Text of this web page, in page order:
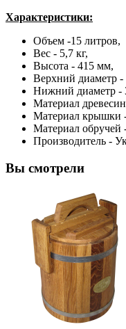
Характеристики:
Объем -15 литров,
Вес - 5,7 кг,
Высота - 415 мм,
Верхний диаметр
Нижний диаметр -
Материал
Материал крышки
Материал обручей
Производитель -
Вы смотрели